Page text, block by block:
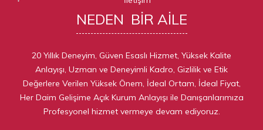
NEDEN BIR AILE
20 Yıllık Deneyim, Güven Esaslı Hizmet, Yüksek Kalite
Anlayışı, Uzman ve Deneyimli Kadro, Gizlilik ve Etik
Değerlere Verilen Yüksek Önem, İdeal Ortam, İdeal Fiyat,
Her Daim Gelişime Açık Kurum Anlayışı ile Danışanlarımıza
Profesyonel hizmet vermeye devam ediyoruz.